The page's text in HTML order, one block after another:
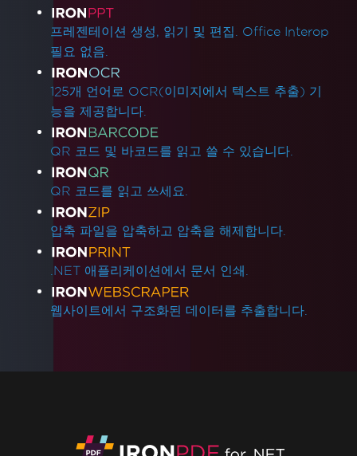
프레젠테이션 생성, 읽기 및 편집. Office Interop
필요 없음.
125개 언어로 OCR(이미지에서 텍스트 추출) 기
능을 제공합니다.
QR 코드 및 바코드를 읽고 쓸 수 있습니다.
QR 코드를 읽고 쓰세요.
압축 파일을 압축하고 압축을 해제합니다.
.NET 애플리케이션에서 문서 인쇄.
웹사이트에서 구조화된 데이터를 추출합니다.